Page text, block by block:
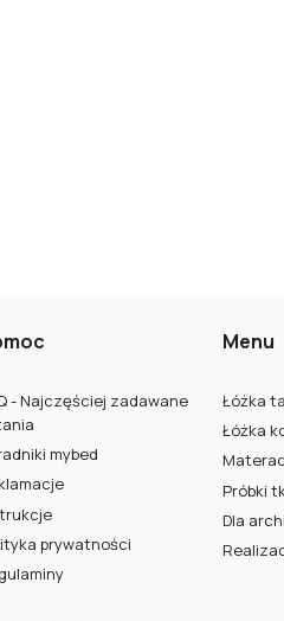
- Najczęściej zadawane
mybed
prywatności
Menu
Łóżka
Łóżka
Próbki
Dla